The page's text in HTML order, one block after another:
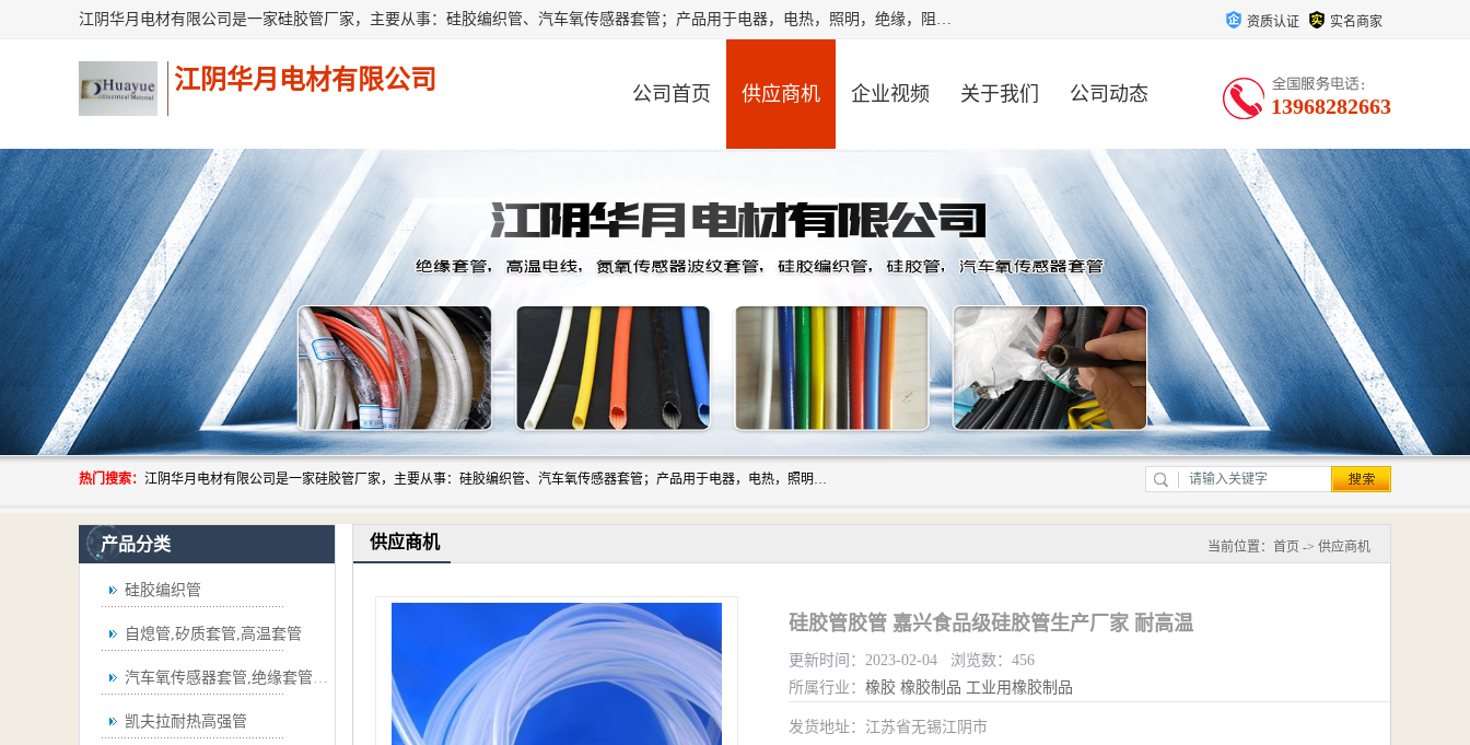
江阴华月电材有限公司是一家硅胶管厂家，主要从事：硅胶编织管、汽车氧传感器套管；产品用于电器，电热，照明，绝缘，阻燃，耐电压，耐热耐高温产品！其中汽车点火线套管，汽车氧传感器套管，波纹套管，平纹套管，外胶内纤套管，波纹橡胶管，多般用于汽车内束线，绝缘，耐高温阻燃，保护等作用。本公司秉承“顾客至上,锐意进取”的经营理念,原则为广大客户提供服务。欢迎广大客户惠顾！ 资质认证 实名商家
江阴华月电材有限公司 公司首页 供应商机 企业视频 关于我们 公司动态 13968282663
热门搜索： 江阴华月电材有限公司是一家硅胶管厂家，主要从事：硅胶编织管、汽车氧传感器套管；产品用于电器，电热，照明，绝缘，阻燃，耐电压，耐热耐高温产品！其中汽车点火线套管，汽车氧传感器套管，波纹套管，平纹套管，外胶内纤套管，波纹橡胶管，多般用于汽车内束线，绝缘，耐高温阻燃，保护等作用。本公司秉承“顾客至上,锐意进取”的经营理念,原则为广大客户提供服务。欢迎广大客户惠顾！
产品分类
硅胶编织管
自熄管,矽质套管,高温套管
汽车氧传感器套管,绝缘套管,波纹管
凯夫拉耐热高强管
供应商机 当前位置： 首页 -> 供应商机
硅胶管胶管 嘉兴食品级硅胶管生产厂家 耐高温
更新时间：2023-02-04 浏览数：456
所属行业： 橡胶 橡胶制品 工业用橡胶制品
发货地址：江苏省无锡江阴市